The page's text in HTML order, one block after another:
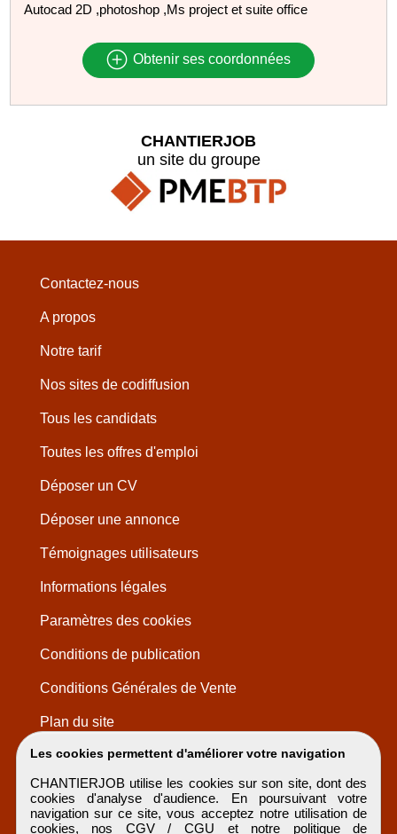
Autocad 2D ,photoshop ,Ms project et suite office
Obtenir ses coordonnées
Les cookies permettent d'améliorer votre navigation
CHANTIERJOB utilise les cookies sur son site, dont des
cookies d'analyse d'audience. En poursuivant votre
navigation sur ce site, vous acceptez notre utilisation de
cookies, nos CGV / CGU et notre politique de
CHANTIERJOB
un site du groupe
Contactez-nous
A propos
Notre tarif
Nos sites de codiffusion
Tous les candidats
Toutes les offres d'emploi
Déposer un CV
Déposer une annonce
Témoignages utilisateurs
Informations légales
Paramètres des cookies
Conditions de publication
Conditions Générales de Vente
Plan du site